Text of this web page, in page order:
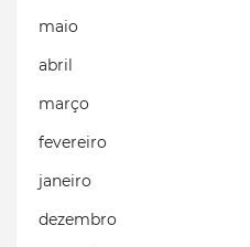
maio
abril
março
fevereiro
janeiro
dezembro